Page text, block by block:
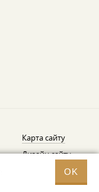
OK
Карта сайту
Дизайн сайту —